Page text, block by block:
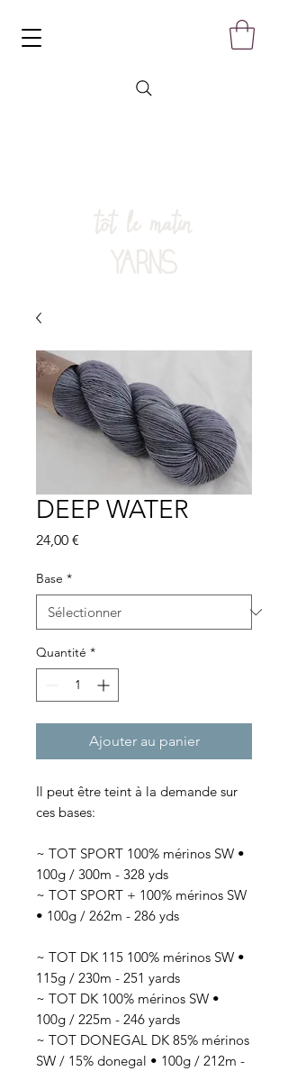
tôt le matin
YARNS
DEEP WATER
24,00 €
Base *
Quantité *
Ajouter au panier
Il peut être teint à la demande sur
ces bases:
~ TOT SPORT 100% mérinos SW •
100g / 300m - 328 yds
~ TOT SPORT + 100% mérinos SW
• 100g / 262m - 286 yds
~ TOT DK 115 100% mérinos SW •
115g / 230m - 251 yards
~ TOT DK 100% mérinos SW •
100g / 225m - 246 yards
~ TOT DONEGAL DK 85% mérinos
SW / 15% donegal • 100g / 212m -